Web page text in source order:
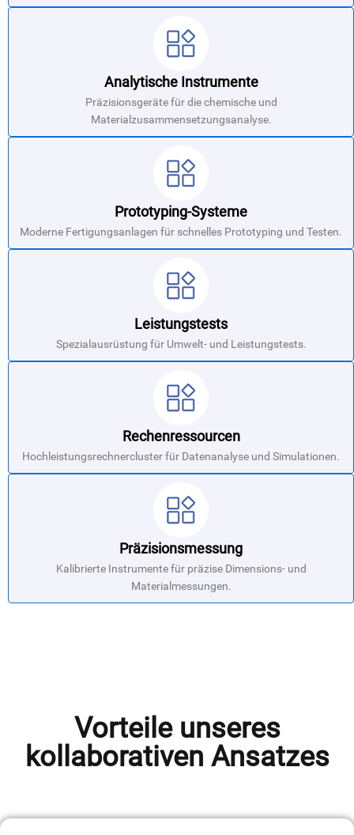
Analytische Instrumente
Präzisionsgeräte für die chemische und
Materialzusammensetzungsanalyse.
Prototyping-Systeme
Moderne Fertigungsanlagen für schnelles Prototyping und Testen.
Leistungstests
Spezialausrüstung für Umwelt- und Leistungstests.
Rechenressourcen
Hochleistungsrechnercluster für Datenanalyse und Simulationen.
Präzisionsmessung
Kalibrierte Instrumente für präzise Dimensions- und
Materialmessungen.
Vorteile unseres
kollaborativen Ansatzes